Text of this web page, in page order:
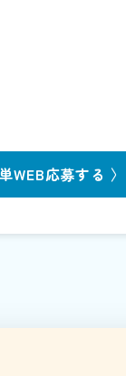
WEB応募する 〉